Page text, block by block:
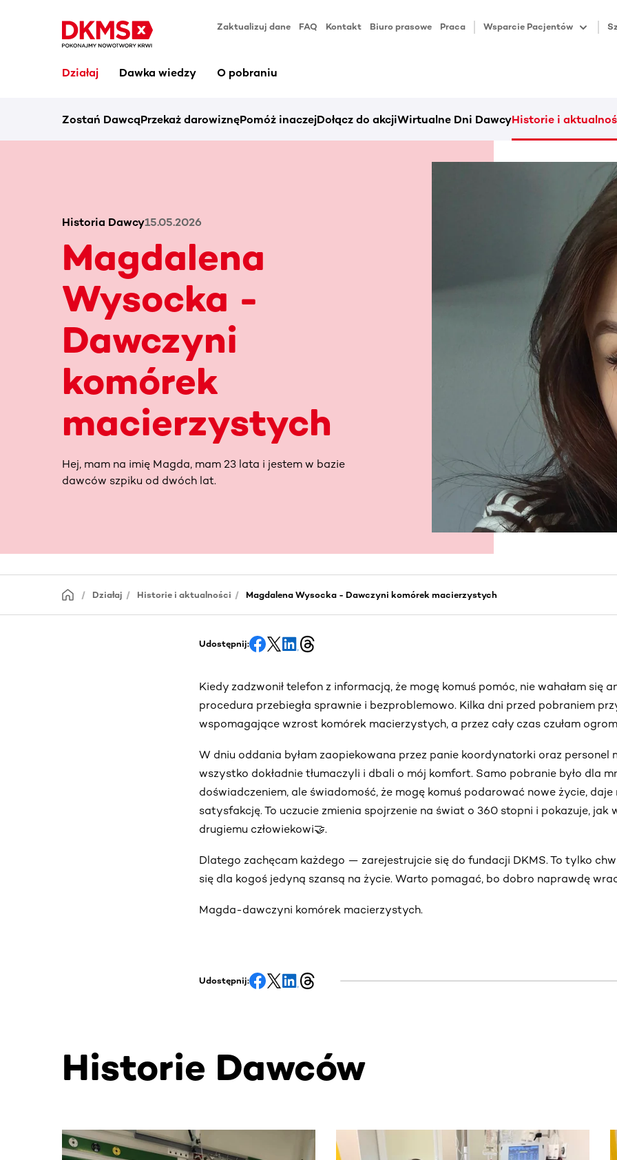
Zaktualizuj dane FAQ Kontakt Biuro prasowe Praca Wsparcie Pacjentów
Działaj Dawka wiedzy O pobraniu
Zostań DawcąPrzekaż darowiznęPomóż inaczejDołącz do akcjiWirtualne Dni DawcyHistorie i
Historia Dawcy15.05.2026
Magdalena
Wysocka -
Dawczyni
komórek
macierzystych
Hej, mam na imię Magda, mam 23 lata i jestem w bazie
dawców szpiku od dwóch lat.
Działaj Historie i aktualności Magdalena Wysocka - Dawczyni komórek macierzystych
Udostępnij:
Kiedy zadzwonił telefon z informacją, że mogę komuś pomóc, nie wahałam się
procedura przebiegła sprawnie i bezproblemowo. Kilka dni przed pobraniem
wspomagające wzrost komórek macierzystych, a przez cały czas czułam
W dniu oddania byłam zaopiekowana przez panie koordynatorki oraz personel
wszystko dokładnie tłumaczyli i dbali o mój komfort. Samo pobranie było dla
doświadczeniem, ale świadomość, że mogę komuś podarować nowe życie,
satysfakcję. To uczucie zmienia spojrzenie na świat o 360 stopni i pokazuje, jak
drugiemu człowiekowi🤝.
Dlatego zachęcam każdego — zarejestrujcie się do fundacji DKMS. To tylko
się dla kogoś jedyną szansą na życie. Warto pomagać, bo dobro naprawdę
Magda-dawczyni komórek macierzystych.
Udostępnij:
Historie Dawców
Ta sekcja zawiera treści przewijane w poziomie. Użyj klawisza Tab lub przesuń palcem, aby zobaczyć